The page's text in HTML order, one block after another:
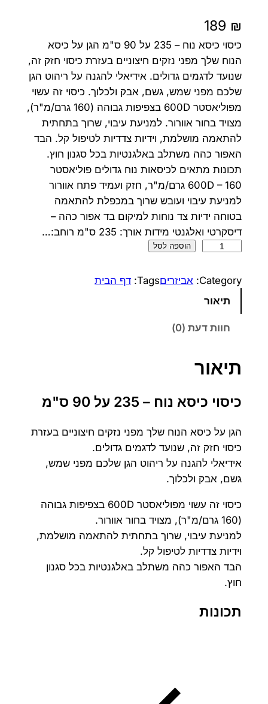
189 ₪
כיסוי כיסא נוח – 235 על 90 ס"מ הגן על כיסא
הנוח שלך מפני נזקים חיצוניים בעזרת כיסוי חזק זה,
שנועד לדגמים גדולים. אידיאלי להגנה על ריהוט הגן
שלכם מפני שמש, גשם, אבק ולכלוך. כיסוי זה עשוי
מפוליאסטר 600D בצפיפות גבוהה (160 גרם/מ"ר),
מצויד בחור אוורור. למניעת עיבוי, שרוך בתחתית
להתאמה מושלמת, וידיות צדדיות לטיפול קל. הבד
האפור כהה משתלב באלגנטיות בכל סגנון חוץ.
תכונות מתאים לכיסאות נוח גדולים פוליאסטר
600D – 160 גרם/מ"ר, חזק ועמיד פתח אוורור
למניעת עיבוי ועובש שרוך במכפלת להתאמה
בטוחה ידיות צד נוחות למיקום בד אפור כהה –
דיסקרטי ואלגנטי מידות אורך: 235 ס"מ רוחב:…
ו
ס
י
כ
י
ס
א
ו
ח
2
3
5
ע
ל
הוספה לסל
Category: אביזריםTags: דף הבית
תיאור
חוות דעת (0)
תיאור
כיסוי כיסא נוח – 235 על 90 ס"מ
הגן על כיסא הנוח שלך מפני נזקים חיצוניים בעזרת
כיסוי חזק זה, שנועד לדגמים גדולים.
אידיאלי להגנה על ריהוט הגן שלכם מפני שמש,
גשם, אבק ולכלוך.
כיסוי זה עשוי מפוליאסטר 600D בצפיפות גבוהה
(160 גרם/מ"ר), מצויד בחור אוורור.
למניעת עיבוי, שרוך בתחתית להתאמה מושלמת,
וידיות צדדיות לטיפול קל.
הבד האפור כהה משתלב באלגנטיות בכל סגנון
חוץ.
תכונות